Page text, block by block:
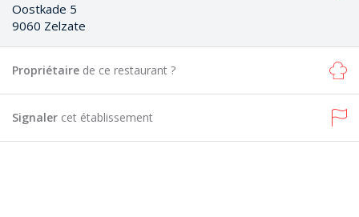
Oostkade 5
9060 Zelzate
Propriétaire de ce restaurant ?
Signaler cet établissement